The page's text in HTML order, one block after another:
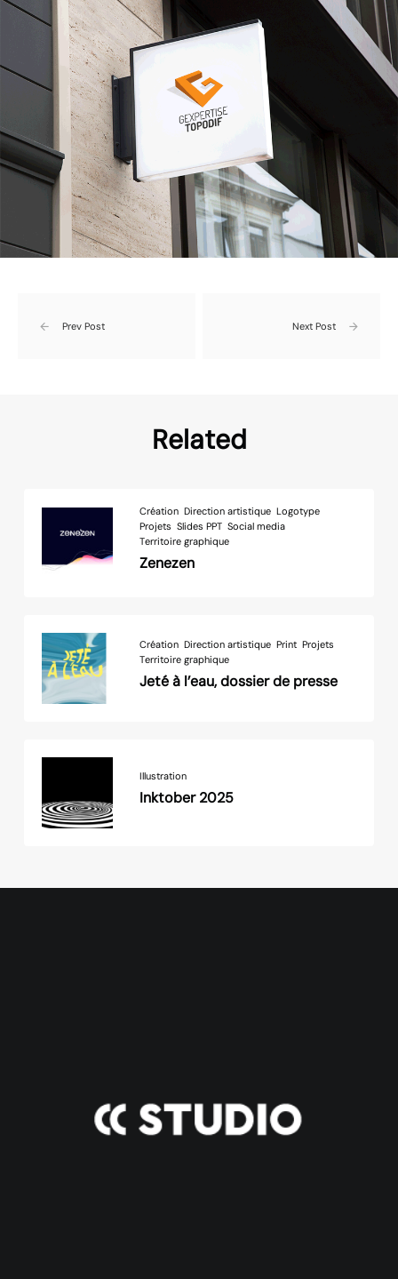
Prev Post Next Post
Related
Création Direction artistique Logotype
Projets Slides PPT Social media
Territoire graphique
Zenezen
Création Direction artistique Print Projets
Territoire graphique
Jeté à l’eau, dossier de presse
Illustration
Inktober 2025